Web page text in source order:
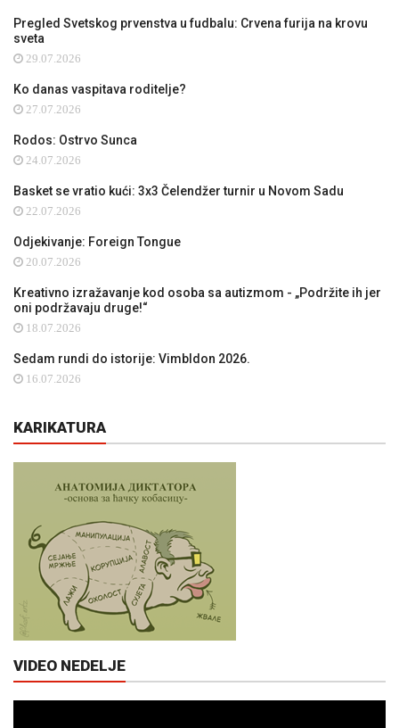
Pregled Svetskog prvenstva u fudbalu: Crvena furija na krovu
sveta
29.07.2026
Ko danas vaspitava roditelje?
27.07.2026
Rodos: Ostrvo Sunca
24.07.2026
Basket se vratio kući: 3x3 Čelendžer turnir u Novom Sadu
22.07.2026
Odjekivanje: Foreign Tongue
20.07.2026
Kreativno izražavanje kod osoba sa autizmom - „Podržite ih jer
oni podržavaju druge!“
18.07.2026
Sedam rundi do istorije: Vimbldon 2026.
16.07.2026
KARIKATURA
VIDEO NEDELJE